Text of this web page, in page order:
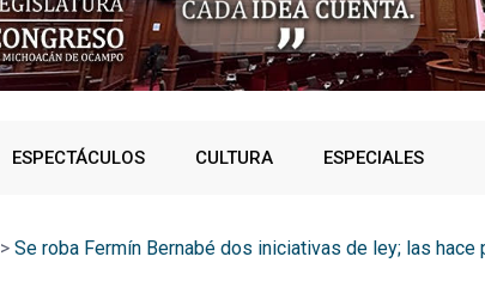
ESPECTÁCULOS CULTURA ESPECIALES
> Se roba Fermín Bernabé dos iniciativas de ley; las hace